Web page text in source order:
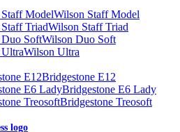
Wilson Staff Model
Wilson Staff Triad
Wilson Duo Soft
Wilson Ultra
Bridgestone E12
Bridgestone E6 Lady
Bridgestone Treosoft